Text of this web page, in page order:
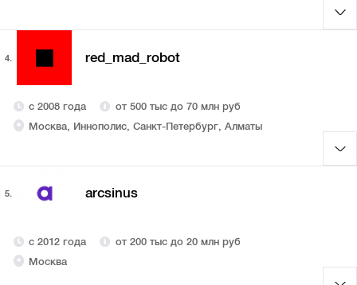
4. red_mad_robot
с 2008 года
от 500 тыс до 70 млн руб
Москва, Иннополис, Санкт-Петербург, Алматы
5. arcsinus
с 2012 года
от 200 тыс до 20 млн руб
Москва